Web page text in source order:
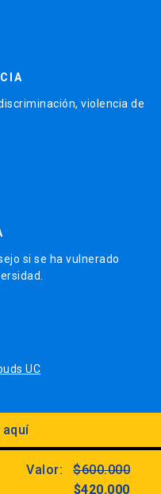
Valor:
$600.000
$420.000
violencia de
si se ha vulnerado
UC